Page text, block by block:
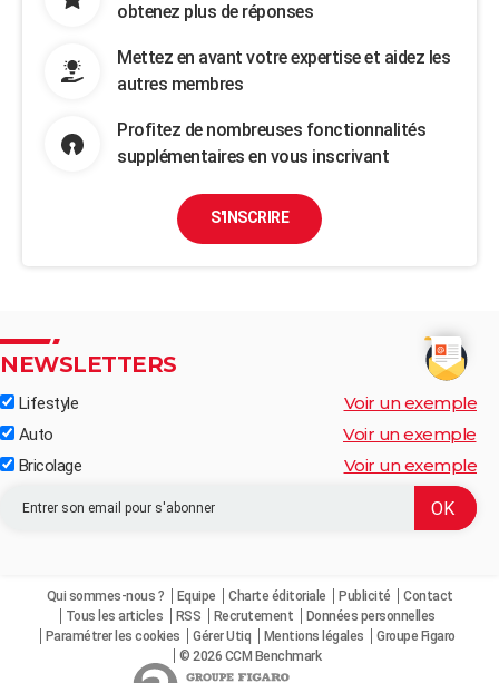
obtenez plus de réponses
Mettez en avant votre expertise et aidez les
autres membres
Profitez de nombreuses fonctionnalités
supplémentaires en vous inscrivant
S'INSCRIRE
NEWSLETTERS
Lifestyle Voir un exemple
Auto Voir un exemple
Bricolage Voir un exemple
Qui sommes-nous ? Equipe Charte éditoriale Publicité
Contact
Tous les articles
RSS Recrutement
Données personnelles
Paramétrer les cookies
Gérer Utiq Mentions légales
Groupe Figaro
© 2026 CCM Benchmark